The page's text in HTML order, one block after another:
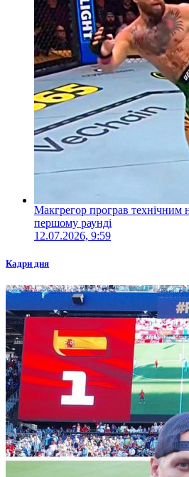
Макгрегор програв технічним
першому раунді
12.07.2026, 9:59
Кадри дня